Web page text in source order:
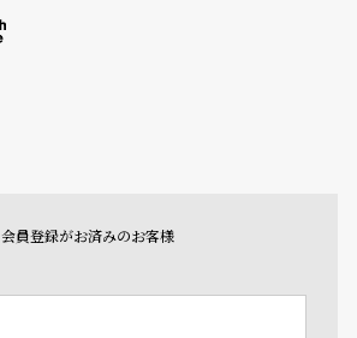
会員登録がお済みのお客様